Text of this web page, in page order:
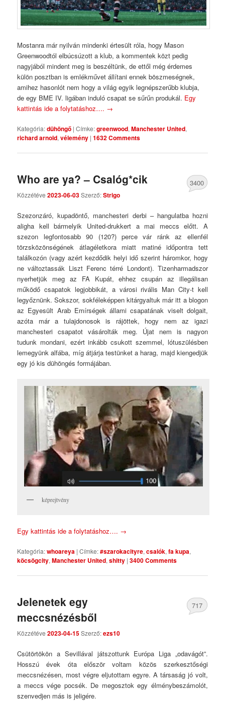
Mostanra már nyilván mindenki értesült róla, hogy Mason
Greenwoodtól elbúcsúzott a klub, a kommentek közt pedig
nagyjából mindent meg is beszéltünk, de ettől még érdemes
külön posztban is emlékművet állítani ennek böszmeségnek,
amihez hasonlót nem hogy a világ egyik legnépszerűbb klubja,
de egy BME IV. ligában induló csapat se sűrűn produkál. Egy
kattintás ide a folytatáshoz…. →
Kategória:dühöngő |Címke:greenwood,Manchester United,
richard arnold,vélemény |1632 Comments
Who are ya? – Csalóg*cik
Közzétéve2023-06-03Szerző:Strigo
3400
Szezonzáró, kupadöntő, manchesteri derbi – hangulatba hozni
aligha kell bármelyik United-drukkert a mai meccs előtt. A
szezon legfontosabb 90 (120?) perce vár ránk az ellenfél
törzsközönségének átlagéletkora miatt matiné időpontra tett
találkozón (vagy azért kezdődik helyi idő szerint háromkor, hogy
ne változtassák Liszt Ferenc térré Londont). Tizenharmadszor
nyerhetjük meg az FA Kupát, ehhez csupán az illegálisan
működő csapatok legjobbikát, a városi rivális Man City-t kell
legyőznünk. Sokszor, sokféleképpen kitárgyaltuk már itt a blogon
az Egyesült Arab Emírségek állami csapatának viselt dolgait,
azóta már a tulajdonosok is rájöttek, hogy nem az igazi
manchesteri csapatot vásárolták meg. Újat nem is nagyon
tudunk mondani, ezért inkább csukott szemmel, lótuszülésben
lemegyünk alfába, míg átjárja testünket a harag, majd kiengedjük
egy jó kis dühöngés formájában.
képrejtvény
Egy kattintás ide a folytatáshoz…. →
Kategória:whoareya |Címke:#szarokacityre,csalók,fa kupa,
köcsögcity,Manchester United,shitty |3400 Comments
Jelenetek egy
meccsnézésből
Közzétéve2023-04-15Szerző:ezs10
717
Csütörtökön a Sevillával játszottunk Európa Liga „odavágót”.
Hosszú évek óta először voltam közös szerkesztőségi
meccsnézésen, most végre eljutottam egyre. A társaság jó volt,
a meccs vége pocsék. De megosztok egy élménybeszámolót,
szenvedjen más is jeligére.